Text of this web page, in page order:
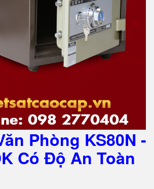
Phòng KS80N -
Có Độ An Toàn